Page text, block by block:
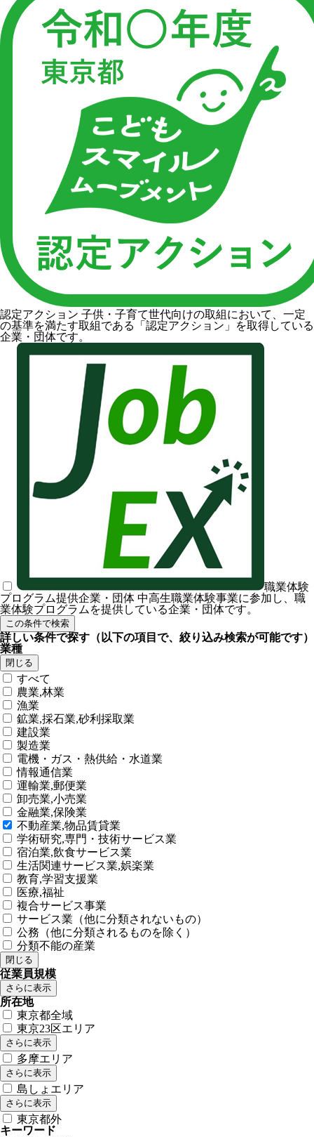
認定アクション 子供・子育て世代向けの取組において、一定
の基準を満たす取組である「認定アクション」を取得している
企業・団体です。
職業体験
プログラム提供企業・団体 中高生職業体験事業に参加し、職
業体験プログラムを提供している企業・団体です。
この条件で検索
詳しい条件で探す （以下の項目で、絞り込み検索が可能です）
業種
閉じる
すべて
農業,林業
漁業
鉱業,採石業,砂利採取業
建設業
製造業
電機・ガス・熱供給・水道業
情報通信業
運輸業,郵便業
卸売業,小売業
金融業,保険業
不動産業,物品賃貸業
学術研究,専門・技術サービス業
宿泊業,飲食サービス業
生活関連サービス業,娯楽業
教育,学習支援業
医療,福祉
複合サービス事業
サービス業（他に分類されないもの）
公務（他に分類されるものを除く）
分類不能の産業
閉じる
従業員規模
さらに表示
所在地
東京都全域
東京23区エリア
さらに表示
多摩エリア
さらに表示
島しょエリア
さらに表示
東京都外
キーワード